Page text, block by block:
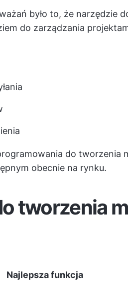
było to, że narzędzie
do zarządzania
do tworzenia
obecnie na rynku.
tworzenia
Najlepsza funkcja